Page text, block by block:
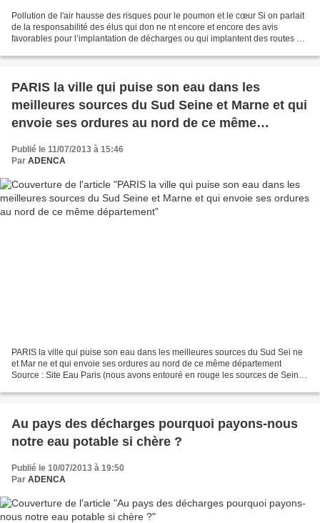
Pollution de l'air hausse des risques pour le poumon et le cœur Si on parlait
de la responsabilité des élus qui don ne nt encore et encore des avis
favorables pour l’implantation de décharges ou qui implantent des routes ou
PARIS la ville qui puise son eau dans les
meilleures sources du Sud Seine et Marne et qui
envoie ses ordures au nord de ce même
département
Publié le 11/07/2013 à 15:46
Par ADENCA
PARIS la ville qui puise son eau dans les meilleures sources du Sud Sei ne
et Mar ne et qui envoie ses ordures au nord de ce même département
Source : Site Eau Paris (nous avons entouré en rouge les sources de Seine
Au pays des décharges pourquoi payons-nous
notre eau potable si chère ?
Publié le 10/07/2013 à 19:50
Par ADENCA